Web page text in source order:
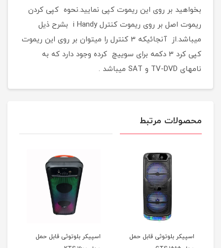
بخواهید بر روی این ریموت کپی نمایید.نحوه کپی کردن
ریموت اصل بر روی ریموت کنترل i Handy بشرح ذیل
میباشد.از آنجائیکه 3 کنترل را میتوان بر روی این ریموت
کپی کرد 3 دکمه برای سوییچ کرده وجود دارد که به
نامهای TV-DVD و SAT میباشد .
محصولات مرتبط
اسپیکر بلوتوثی قابل حمل
اسپیکر بلوتوثی قابل حمل